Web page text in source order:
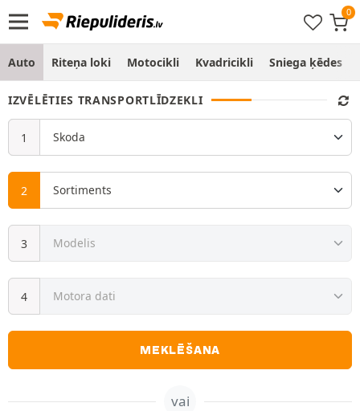
Auto Riteņa loki Motocikli Kvadricikli Sniega ķēdes
IZVĒLĒTIES TRANSPORTLĪDZEKLI
MEKLĒŠANA
vai